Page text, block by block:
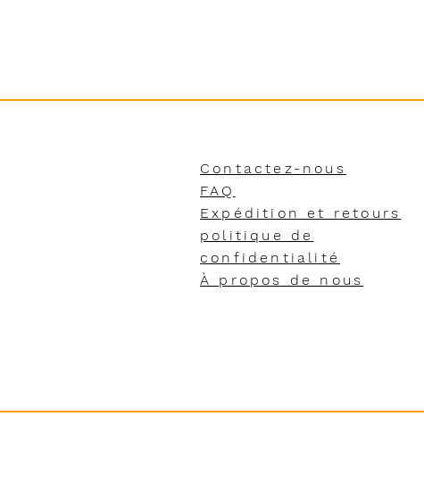
Contactez-nous
FAQ
Expédition et retours
politique de
confidentialité
À propos de nous